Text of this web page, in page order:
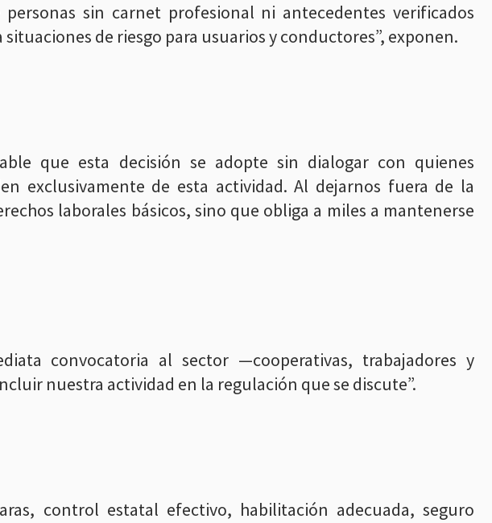
sin carnet profesional ni antecedentes verificados
de riesgo para usuarios y conductores”, exponen.
que esta decisión se adopte sin dialogar con quienes
exclusivamente de esta actividad. Al dejarnos fuera de la
laborales básicos, sino que obliga a miles a mantenerse
convocatoria al sector —cooperativas, trabajadores y
nuestra actividad en la regulación que se discute”.
control estatal efectivo, habilitación adecuada, seguro